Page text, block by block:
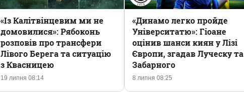
19 липня 08:14
«Із Калітвінцевим ми не
домовилися»: Рябоконь
розповів про трансфери
Лівого Берега та ситуацію
з Квасницею
8 липня 08:25
«Динамо легко пройде
Університатю»: Гіоане
оцінив шанси киян у Лізі
Європи, згадав Луческу та
Забарного